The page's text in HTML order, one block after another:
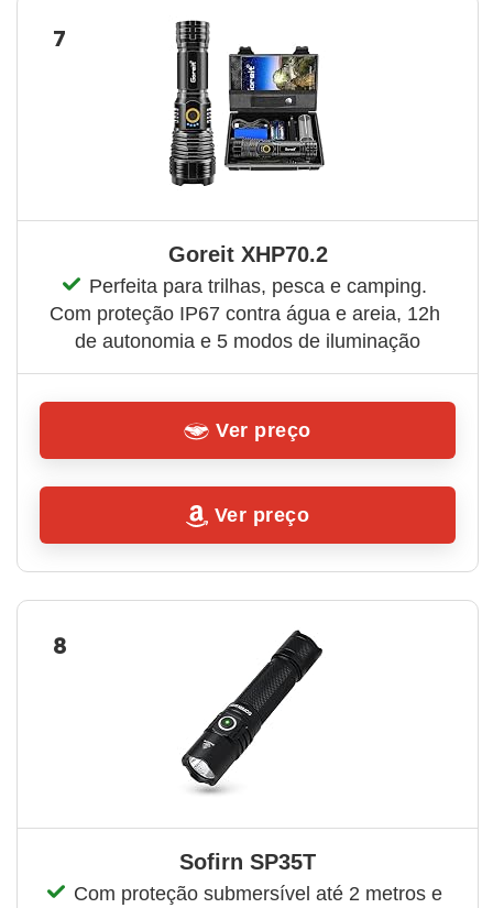
7
Goreit XHP70.2
Perfeita para trilhas, pesca e camping.
Com proteção IP67 contra água e areia, 12h
de autonomia e 5 modos de iluminação
Ver preço
Ver preço
8
Sofirn SP35T
Com proteção submersível até 2 metros e